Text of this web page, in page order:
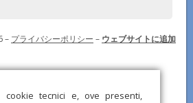
cookie tecnici e, ove presenti,
– プライバシーポリシー – ウェブサイトに追加